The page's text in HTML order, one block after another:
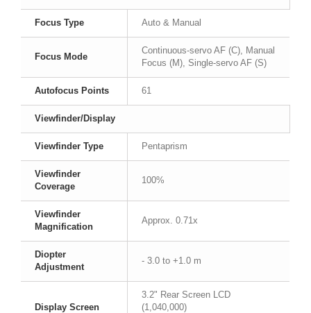
Focus Type Auto & Manual
Focus Mode
Continuous-servo AF (C), Manual
Focus (M), Single-servo AF (S)
Autofocus Points 61
Viewfinder/Display
Viewfinder Type Pentaprism
Viewfinder
Coverage
100%
Viewfinder
Magnification
Approx. 0.71x
Diopter
Adjustment
- 3.0 to +1.0 m
Display Screen
3.2" Rear Screen LCD
(1,040,000)